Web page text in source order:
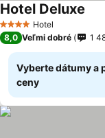
4 Počet hviezdičiek
Hotel
Hotel Deluxe
8,0 Veľmi dobré 1
Vyberte dátumy a
ceny